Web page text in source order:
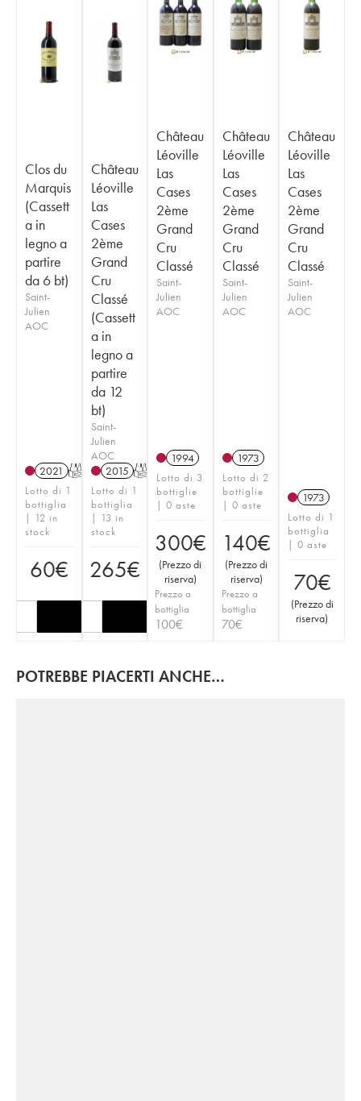
Clos du
Marquis
(Cassett
a in
legno a
partire
da 6 bt)
Saint-
Julien
AOC
2021 T
Lotto di 1
bottiglia
| 12 in
stock
60€
Château
Léoville
Las
Cases
2ème
Grand
Cru
Classé
(Cassett
a in
legno a
partire
da 12
bt)
Saint-
Julien
AOC
2015 T
Lotto di 1
bottiglia
| 13 in
stock
265€
Château
Léoville
Las
Cases
2ème
Grand
Cru
Classé
Saint-
Julien
AOC
1994
Lotto di 3
bottiglie
| 0 aste
300€
(Prezzo di
riserva)
Prezzo a
bottiglia
100€
Château
Léoville
Las
Cases
2ème
Grand
Cru
Classé
Saint-
Julien
AOC
1973
Lotto di 2
bottiglie
| 0 aste
140€
(Prezzo di
riserva)
Prezzo a
bottiglia
70€
Château
Léoville
Las
Cases
2ème
Grand
Cru
Classé
Saint-
Julien
AOC
1973
Lotto di 1
bottiglia
| 0 aste
70€
(Prezzo di
riserva)
POTREBBE PIACERTI ANCHE…